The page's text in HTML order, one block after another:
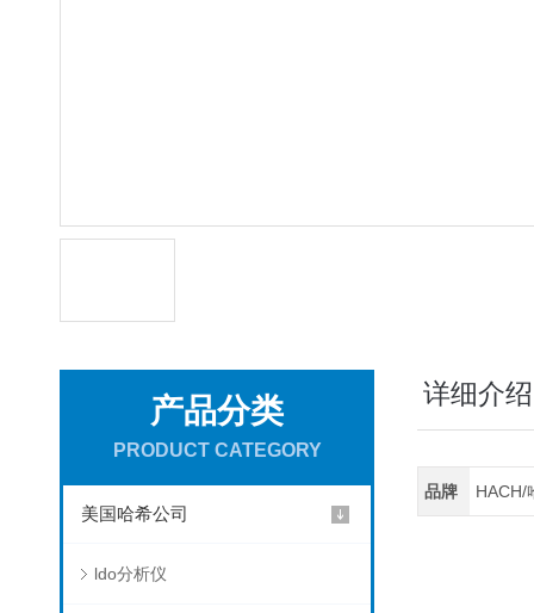
产品分类
PRODUCT CATEGORY
美国哈希公司
ldo分析仪
详细介绍
品牌 HACH/